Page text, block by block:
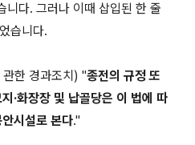
니다. 그러나 이때 삽입된 한 줄
습니다.
한 경과조치) "종전의 규정 또
·화장장 및 납골당은 이 법에 따
시설로 본다."